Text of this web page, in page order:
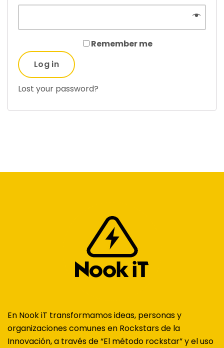
Remember me
Log in
Lost your password?
En Nook iT transformamos ideas, personas y
organizaciones comunes en Rockstars de la
Innovación, a través de “El método rockstar” y el uso